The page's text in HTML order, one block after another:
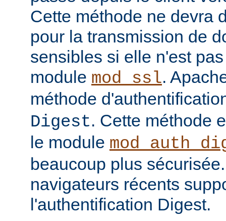
Cette méthode ne devra
pour la transmission de
sensibles si elle n'est
module mod_ssl.
méthode
Digest. Cette méthode
le module
beaucoup plus
navigateurs récents
l'authentification Digest.